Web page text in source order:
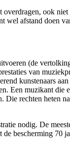
ook
wel afstand doen
(de
van
kunstenaars
Een muzikant
Die rechten heten
nodig. De
bescherming 70